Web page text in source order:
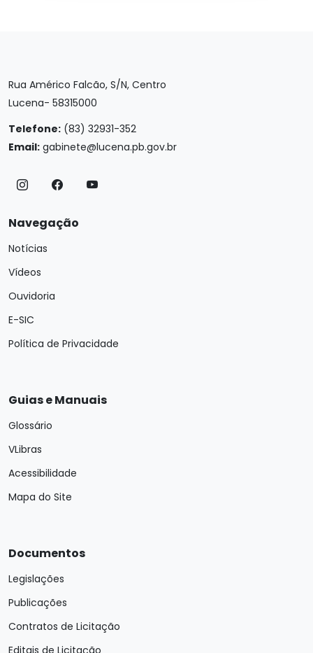
Rua Américo Falcão, S/N, Centro
Lucena- 58315000
Telefone: (83) 32931-352
Email: gabinete@lucena.pb.gov.br
Navegação
Notícias
Vídeos
Ouvidoria
E-SIC
Política de Privacidade
Guias e Manuais
Glossário
VLibras
Acessibilidade
Mapa do Site
Documentos
Legislações
Publicações
Contratos de Licitação
Editais de Licitação